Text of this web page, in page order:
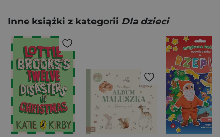
Inne książki z kategorii Dla dzieci